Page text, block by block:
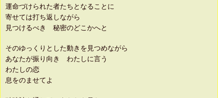
運命づけられた者たちとなることに
寄せては打ち返しながら
見つけるべき 秘密のどこかへと
そのゆっくりとした動きを見つめながら
あなたが振り向き わたしに言う
わたしの恋
息をのませてよ